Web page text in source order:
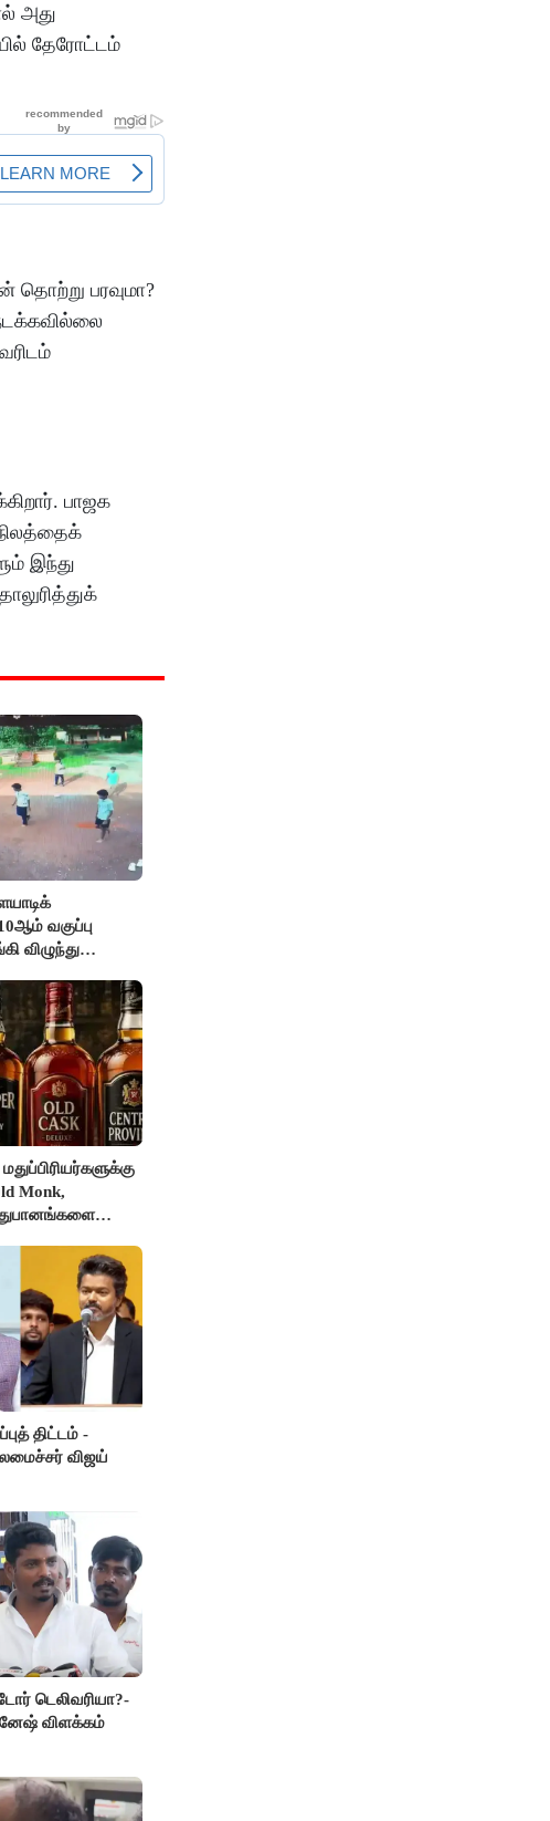
அது
தேரோட்டம்
தொற்று பரவுமா?
பாஜக
இந்து
வகுப்பு
விழுந்து
Monk,
திட்டம் -
விஜய்
டெலிவரியா?-
விளக்கம்